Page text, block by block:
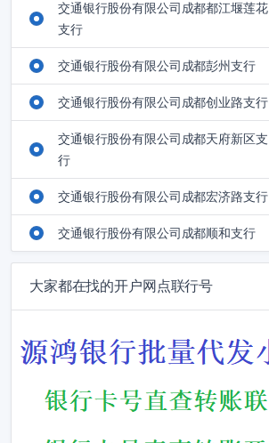
交通银行股份有限公司成都都江堰莲花
支行
交通银行股份有限公司成都彭州支行
交通银行股份有限公司成都创业路支行
交通银行股份有限公司成都天府新区支
行
交通银行股份有限公司成都宏济路支行
交通银行股份有限公司成都顺和支行
大家都在找的开户网点联行号